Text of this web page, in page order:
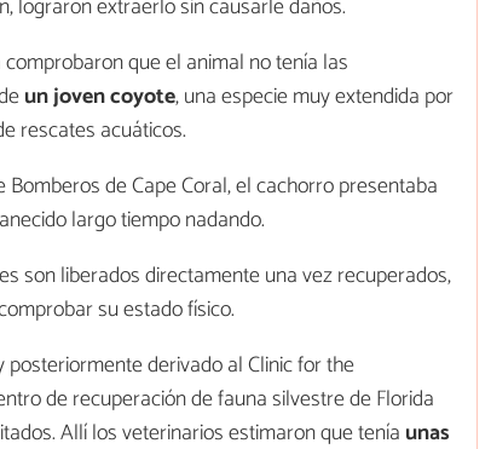
que el animal no tenía las
un joven coyote, una especie muy extendida por
rescates acuáticos.
de Cape Coral, el cachorro presentaba
largo tiempo nadando.
son liberados directamente una vez recuperados,
su estado físico.
derivado al Clinic for the
de recuperación de fauna silvestre de Florida
Allí los veterinarios estimaron que tenía unas